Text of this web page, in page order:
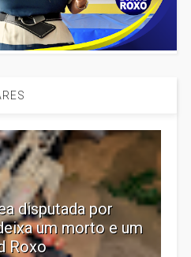
disputada por
um morto e um
Roxo